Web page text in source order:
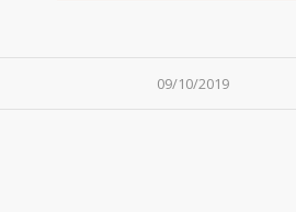
09/10/2019